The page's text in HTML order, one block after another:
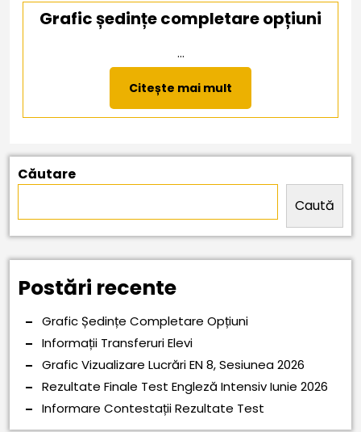
Grafic ședințe completare opțiuni
...
Citește mai mult
mai
mult
Căutare
Caută
Postări recente
Grafic Ședințe Completare Opțiuni
Informații Transferuri Elevi
Grafic Vizualizare Lucrări EN 8, Sesiunea 2026
Rezultate Finale Test Engleză Intensiv Iunie 2026
Informare Contestații Rezultate Test